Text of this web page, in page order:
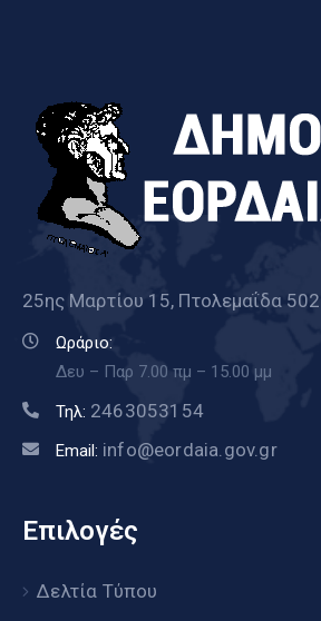
25ης Μαρτίου 15, Πτολεμαΐδα
Ωράριο:
Δευ – Παρ 7.00 πμ – 15.00 μμ
Τηλ: 2463053154
Email: info@eordaia.gov.gr
Επιλογές
Δελτία Τύπου